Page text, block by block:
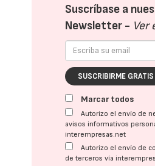
Suscríbase a
Newsletter - Ver
SUSCRIBIRME GRATIS
Marcar todos
Autorizo el envío de
avisos informativos
interempresas.net
Autorizo el envío de
de terceros vía